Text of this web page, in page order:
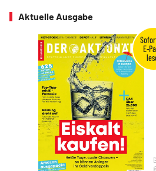
Aktuelle Ausgabe